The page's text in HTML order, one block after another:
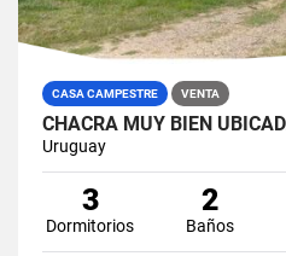
CASA CAMPESTRE VENTA
Uruguay
3
Dormitorios
2
Baños